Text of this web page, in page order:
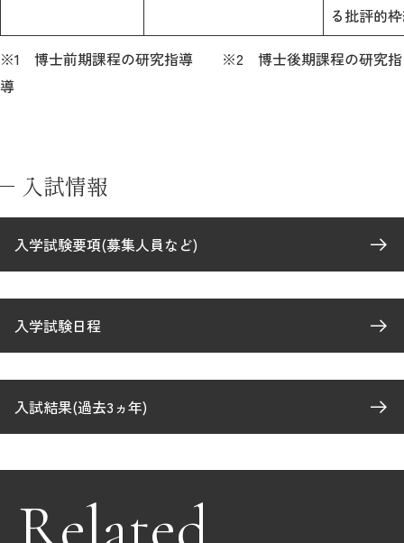
る批評的
※1 博士前期課程の研究指導 ※2 博士後期課程の研究指
導
入試情報
入学試験要項(募集人員など)
入学試験日程
入試結果(過去3ヵ年)